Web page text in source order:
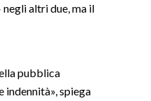
altri due, ma il
pubblica
indennità», spiega